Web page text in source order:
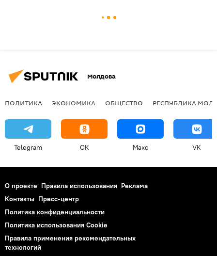
Молдова
ПОЛИТИКА ЭКОНОМИКА ОБЩЕСТВО РЕСПУБЛИКА
Telegram OK Макс VK
О проекте Правила использования Реклама
Контакты Пресс-центр
Политика конфиденциальности
Политика использования Cookie
Правила применения рекомендательных
технологий